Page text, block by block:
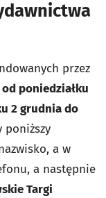
przez
od poniedziałku
2 grudnia do
poniższy
a w
a następnie
Targi